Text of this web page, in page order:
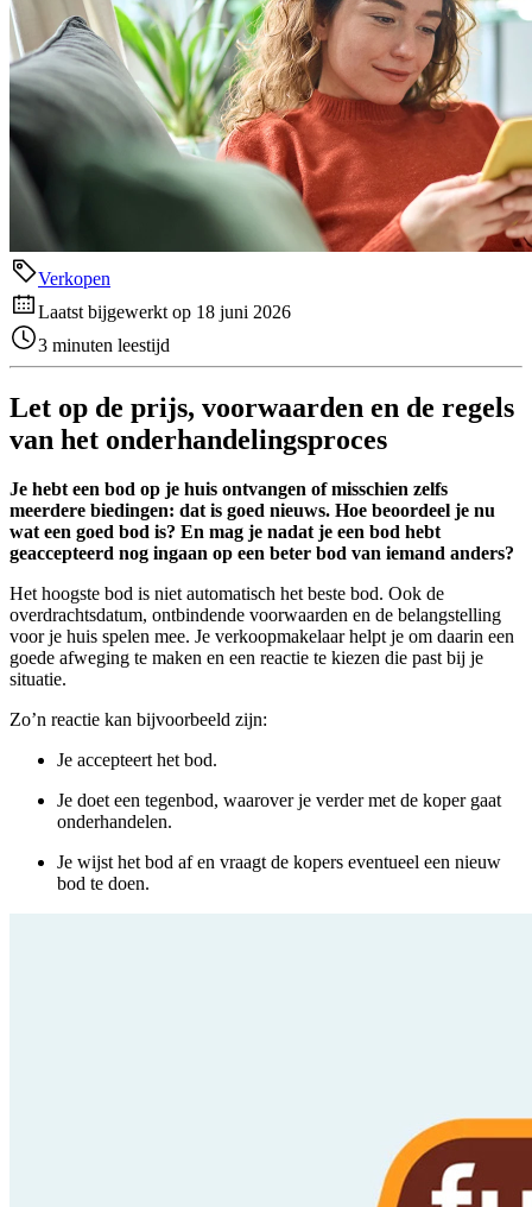
Verkopen
Laatst bijgewerkt op 18 juni 2026
3 minuten leestijd
Let op de prijs, voorwaarden en de regels
van het onderhandelingsproces
Je hebt een bod op je huis ontvangen of misschien zelfs
meerdere biedingen: dat is goed nieuws. Hoe beoordeel je nu
wat een goed bod is? En mag je nadat je een bod hebt
geaccepteerd nog ingaan op een beter bod van iemand anders?
Het hoogste bod is niet automatisch het beste bod. Ook de
overdrachtsdatum, ontbindende voorwaarden en de belangstelling
voor je huis spelen mee. Je verkoopmakelaar helpt je om daarin een
goede afweging te maken en een reactie te kiezen die past bij je
situatie.
Zo’n reactie kan bijvoorbeeld zijn:
Je accepteert het bod.
Je doet een tegenbod, waarover je verder met de koper gaat
onderhandelen.
Je wijst het bod af en vraagt de kopers eventueel een nieuw
bod te doen.